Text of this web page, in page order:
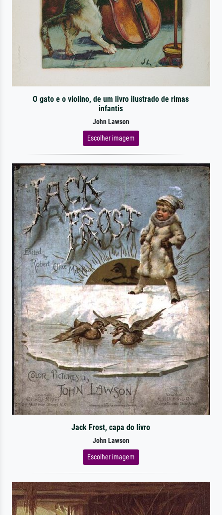
O gato e o violino, de um livro ilustrado de rimas
infantis
John Lawson
Escolher imagem
Jack Frost, capa do livro
John Lawson
Escolher imagem